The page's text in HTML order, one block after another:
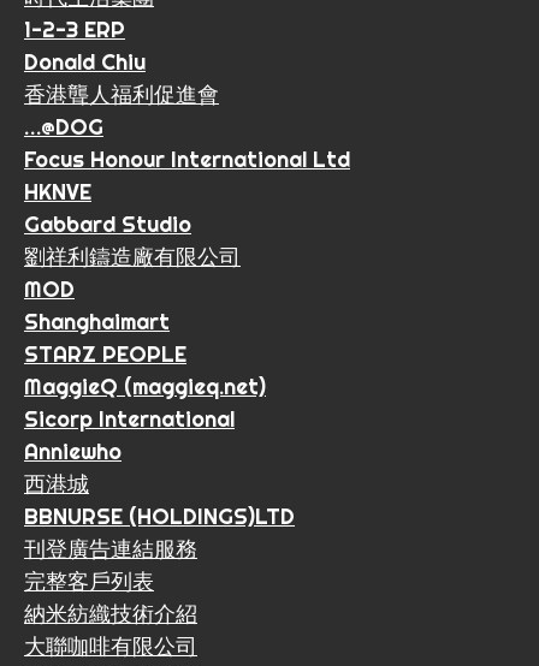
1-2-3 ERP
Donald Chiu
香港聾人福利促進會
…@DOG
Focus Honour International Ltd
HKNVE
Gabbard Studio
劉祥利鑄造廠有限公司
MOD
Shanghaimart
STARZ PEOPLE
MaggieQ (maggieq.net)
Sicorp International
Anniewho
西港城
BBNURSE (HOLDINGS)LTD
刊登廣告連結服務
完整客戶列表
納米紡織技術介紹
大聯咖啡有限公司